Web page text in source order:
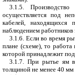
3.1.5.
осуществляется под
кабелей, находящихся
наблюдением работников
3.1.6. Если во время
плане (схеме), то
которой принадлежит
3.1.7. При рытье ям
толщиной не менее 40